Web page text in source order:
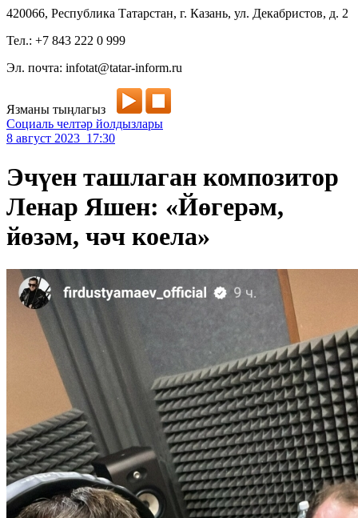
420066, Республика Татарстан, г. Казань, ул. Декабристов, д. 2
Тел.: +7 843 222 0 999
Эл. почта: infotat@tatar-inform.ru
Язманы тыңлагыз
Социаль челтәр йолдызлары
8 август 2023 17:30
Эчүен ташлаган композитор
Ленар Яшен: «Йөгерәм,
йөзәм, чәч коела»